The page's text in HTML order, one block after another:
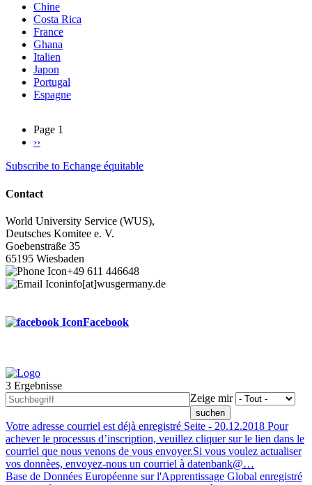
Chine
Costa Rica
France
Ghana
Italien
Japon
Portugal
Espagne
Pagination
Page 1
Next
››
Subscribe to Echange équitable
Contact
World University Service (WUS),
Deutsches Komitee e. V.
Goebenstraße 35
65195 Wiesbaden
+49 611 446648
info[at]wusgermany.de
Facebook
Footer
menu
3 Ergebnisse
Zeige mir
Votre adresse courriel est déjà enregistré Seite - 20.12.2018 Pour
achever le processus d’inscription, veuillez cliquer sur le lien dans le
courriel que nous venons de vous envoyer.Si vous voulez actualiser
vos donnèes, envoyez-nous un courriel à datenbank@…
Base de Données Européenne sur l'Apprentissage Global enregistré